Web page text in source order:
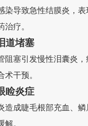
染导致急性结膜炎，
治疗。
道堵塞
阻塞引发慢性泪囊炎
术干预。
睑炎症
造成睫毛根部充血、
解。